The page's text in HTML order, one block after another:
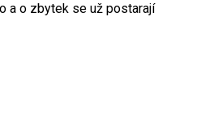
a o zbytek se už postarají